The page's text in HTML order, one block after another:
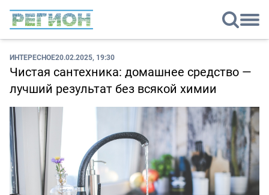
ИНТЕРЕСНОЕ20.02.2025, 19:30
Чистая сантехника: домашнее средство —
лучший результат без всякой химии